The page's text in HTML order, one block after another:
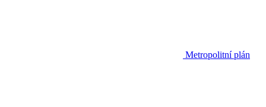
Metropolitní plán